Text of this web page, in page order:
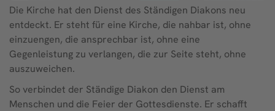
Die Kirche hat den Dienst des Ständigen Diakons neu
entdeckt. Er steht für eine Kirche, die nahbar ist, ohne
einzuengen, die ansprechbar ist, ohne eine
Gegenleistung zu verlangen, die zur Seite steht, ohne
auszuweichen.
So verbindet der Ständige Diakon den Dienst am
Menschen und die Feier der Gottesdienste. Er schafft